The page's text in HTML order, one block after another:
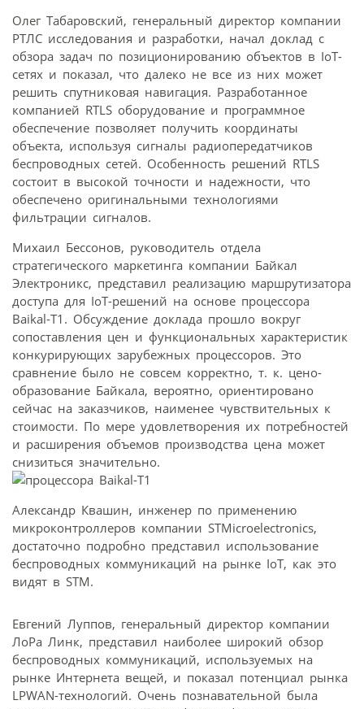
Олег Табаровский, генеральный директор компании
РТЛС исследования и разработки, начал доклад с
обзора задач по позиционированию объектов в IoT-
сетях и показал, что далеко не все из них может
решить спутниковая навигация. Разработанное
компанией RTLS оборудование и программное
обеспечение позволяет получить координаты
объекта, используя сигналы радиопередатчиков
беспроводных сетей. Особенность решений RTLS
состоит в высокой точности и надежности, что
обеспечено оригинальными технологиями
фильтрации сигналов.
Михаил Бессонов, руководитель отдела
стратегического маркетинга компании Байкал
Электроникс, представил реализацию маршрутизатора
доступа для IoT-решений на основе процессора
Baikal-T1. Обсуждение доклада прошло вокруг
сопоставления цен и функциональных характеристик
конкурирующих зарубежных процессоров. Это
сравнение было не совсем корректно, т. к. цено­
образование Байкала, вероятно, ориентировано
сейчас на заказчиков, наименее чувствительных к
стоимости. По мере удовлетворения их потребностей
и расширения объемов производства цена может
снизиться значительно.
Александр Квашин, инженер по применению
микроконтроллеров компании STMicroelectronics,
достаточно подробно представил использование
беспроводных коммуникаций на рынке IoT, как это
видят в STM.
Евгений Луппов, генеральный директор компании
ЛоРа Линк, представил наиболее широкий обзор
беспроводных коммуникаций, используемых на
рынке Интернета вещей, и показал потенциал рынка
LPWAN-технологий. Очень познавательной была